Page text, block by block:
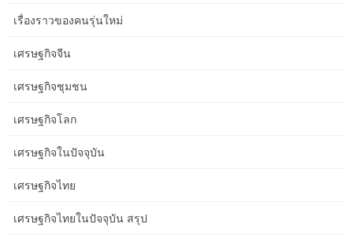
อังคารที่ 15 ธันวาคม ที่กระทรวงเศรษฐกิจและการเงินในเมืองราบัต
งานนี้มุ่งเน้นไปที่การพัฒนาล่าสุดในระดับนานาชาติ … เมื่อวันอังคาร
ที่ 2 มีนาคม 2553 นาย Salah Eddine Mezouar รัฐมนตรีว่าการ
กระทรวงเศรษฐกิจและการคลัง เป็นประธานในพิธีลงนามสัญญากู้ยืม
เงินระหว่างกระทรวงเศรษฐกิจและการเงินกับ JaIda เป็นจำนวนเงิน 6
Mezouar รัฐมนตรีว่าการกระทรวงเศรษฐกิจและการเงินร่วมกับนาง
พฤหัสบดีที่ 17 มิถุนายน 2553 ที่สำนักงานของเขา ในข้อตกลงสอง
Abdelilah Benkirane หัวหน้าฝ่ายรัฐบาลเข้าร่วม นาย Nizar Baraka
รัฐมนตรีว่าการกระทรวงเศรษฐกิจและการเงิน เข้าร่วมการประชุมที่
จัดขึ้นระหว่างสมาชิกของรัฐบาลกับผู้นำธุรกิจชาวฝรั่งเศสและ
เรื่องราวของคนรุ่นใหม่
เศรษฐกิจจีน
เศรษฐกิจชุมชน
เศรษฐกิจโลก
เศรษฐกิจในปัจจุบัน
เศรษฐกิจไทย
เศรษฐกิจไทยในปัจจุบัน สรุป